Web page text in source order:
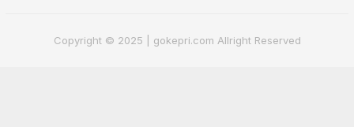
Copyright © 2025 | gokepri.com Allright Reserved